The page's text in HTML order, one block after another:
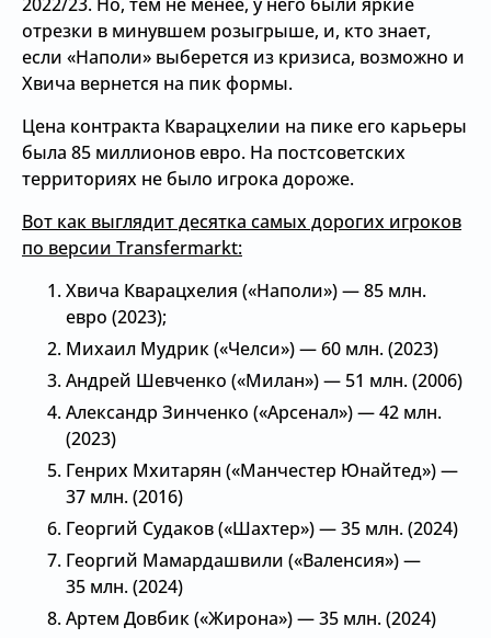
отрезки в минувшем розыгрыше, и, кто знает,
если «Наполи» выберется из кризиса, возможно и
Хвича вернется на пик формы.
Цена контракта Кварацхелии на пике его карьеры
была 85 миллионов евро. На постсоветских
территориях не было игрока дороже.
Вот как выглядит десятка самых дорогих игроков
по версии Transfermarkt:
Хвича Кварацхелия («Наполи») — 85 млн.
евро (2023);
Михаил Мудрик («Челси») — 60 млн. (2023)
Андрей Шевченко («Милан») — 51 млн. (2006)
Александр Зинченко («Арсенал») — 42 млн.
(2023)
Генрих Мхитарян («Манчестер Юнайтед») —
37 млн. (2016)
Георгий Судаков («Шахтер») — 35 млн. (2024)
Георгий Мамардашвили («Валенсия») —
35 млн. (2024)
Артем Довбик («Жирона») — 35 млн. (2024)